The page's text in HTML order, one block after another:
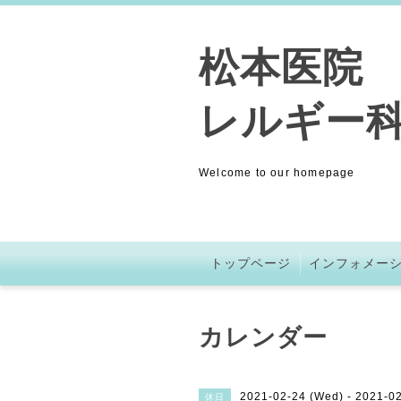
松本医院
レルギー
Welcome to our homepage
トップページ インフォメー
カレンダー
休日 2021-02-24 (Wed) - 2021-